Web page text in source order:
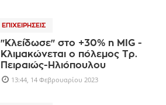
ΕΠΙΧΕΙΡΉΣΕΙΣ
"Κλείδωσε" στο +30% η MIG -
Κλιμακώνεται ο πόλεμος Τρ.
Πειραιώς-Ηλιόπουλου
13:44, 14 Φεβρουαρίου 2023